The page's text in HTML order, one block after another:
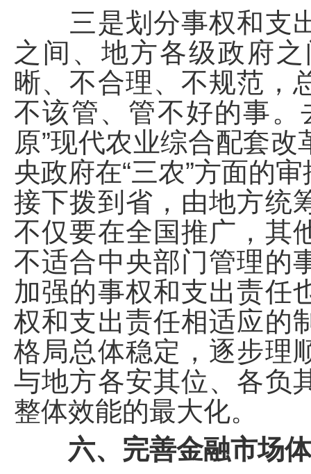
三是划分事权和支出
之间、地方各级政府
晰、不合理、不规范，
不该管、管不好的事。
原”现代农业综合配套
央政府在“三农”方面的
接下拨到省，由地方统
不仅要在全国推广，其
不适合中央部门管理的
加强的事权和支出责任
权和支出责任相适应的
格局总体稳定，逐步理
与地方各安其位、各负
整体效能的最大化。
六、完善金融市场